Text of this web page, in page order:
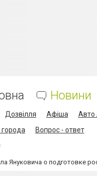
Новини
Дозвілля Афіша Авто
Вопрос - ответ
Януковича о подготовке